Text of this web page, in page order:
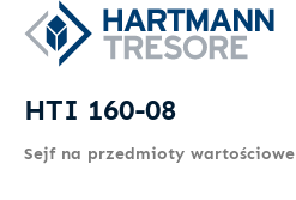
HTI 160-08
Sejf na przedmioty wartościowe